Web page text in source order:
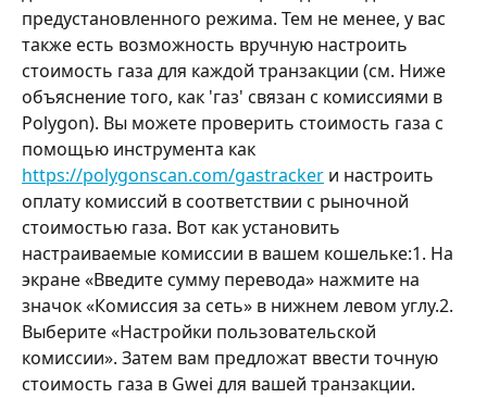
предустановленного режима. Тем не менее, у вас
также есть возможность вручную настроить
стоимость газа для каждой транзакции (см. Ниже
объяснение того, как 'газ' связан с комиссиями в
Polygon). Вы можете проверить стоимость газа с
помощью инструмента как
https://polygonscan.com/gastracker и настроить
оплату комиссий в соответствии с рыночной
стоимостью газа. Вот как установить
настраиваемые комиссии в вашем кошельке:1. На
экране «Введите сумму перевода» нажмите на
значок «Комиссия за сеть» в нижнем левом углу.2.
Выберите «Настройки пользовательской
комиссии». Затем вам предложат ввести точную
стоимость газа в Gwei для вашей транзакции.